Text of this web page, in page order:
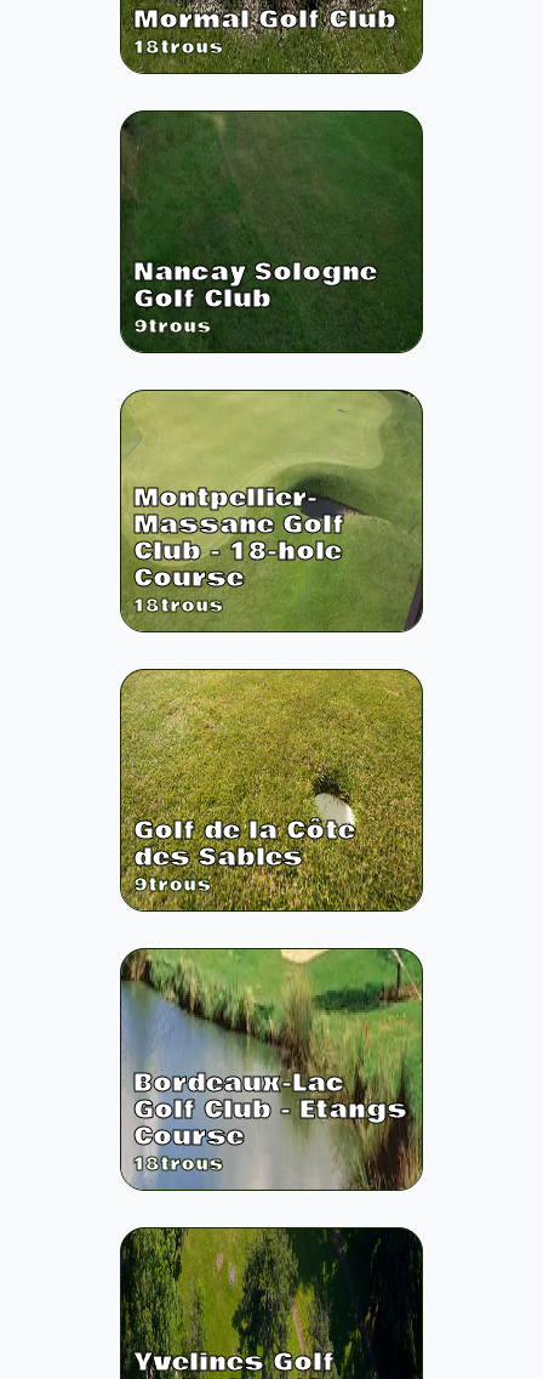
Mormal Golf Club
18trous
Nancay Sologne
Golf Club
9trous
Montpellier-
Massane Golf
Club - 18-hole
Course
18trous
Golf de la Côte
des Sables
9trous
Bordeaux-Lac
Golf Club - Etangs
Course
18trous
Yvelines Golf